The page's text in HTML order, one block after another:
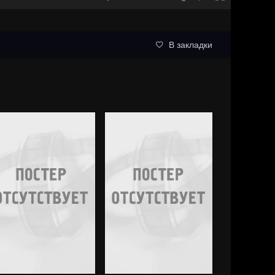
В закладки